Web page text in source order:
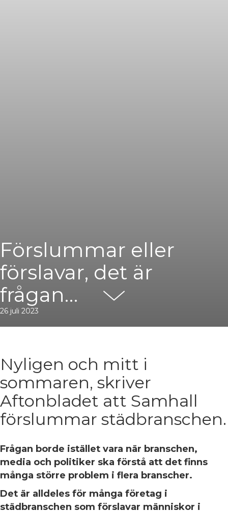
Förslummar eller
förslavar, det är
frågan…
26 juli 2023
Nyligen och mitt i
sommaren, skriver
Aftonbladet att Samhall
förslummar städbranschen.
Frågan borde istället vara när branschen,
media och politiker ska förstå att det finns
många större problem i flera branscher.
Det är alldeles för många företag i
städbranschen som förslavar människor i